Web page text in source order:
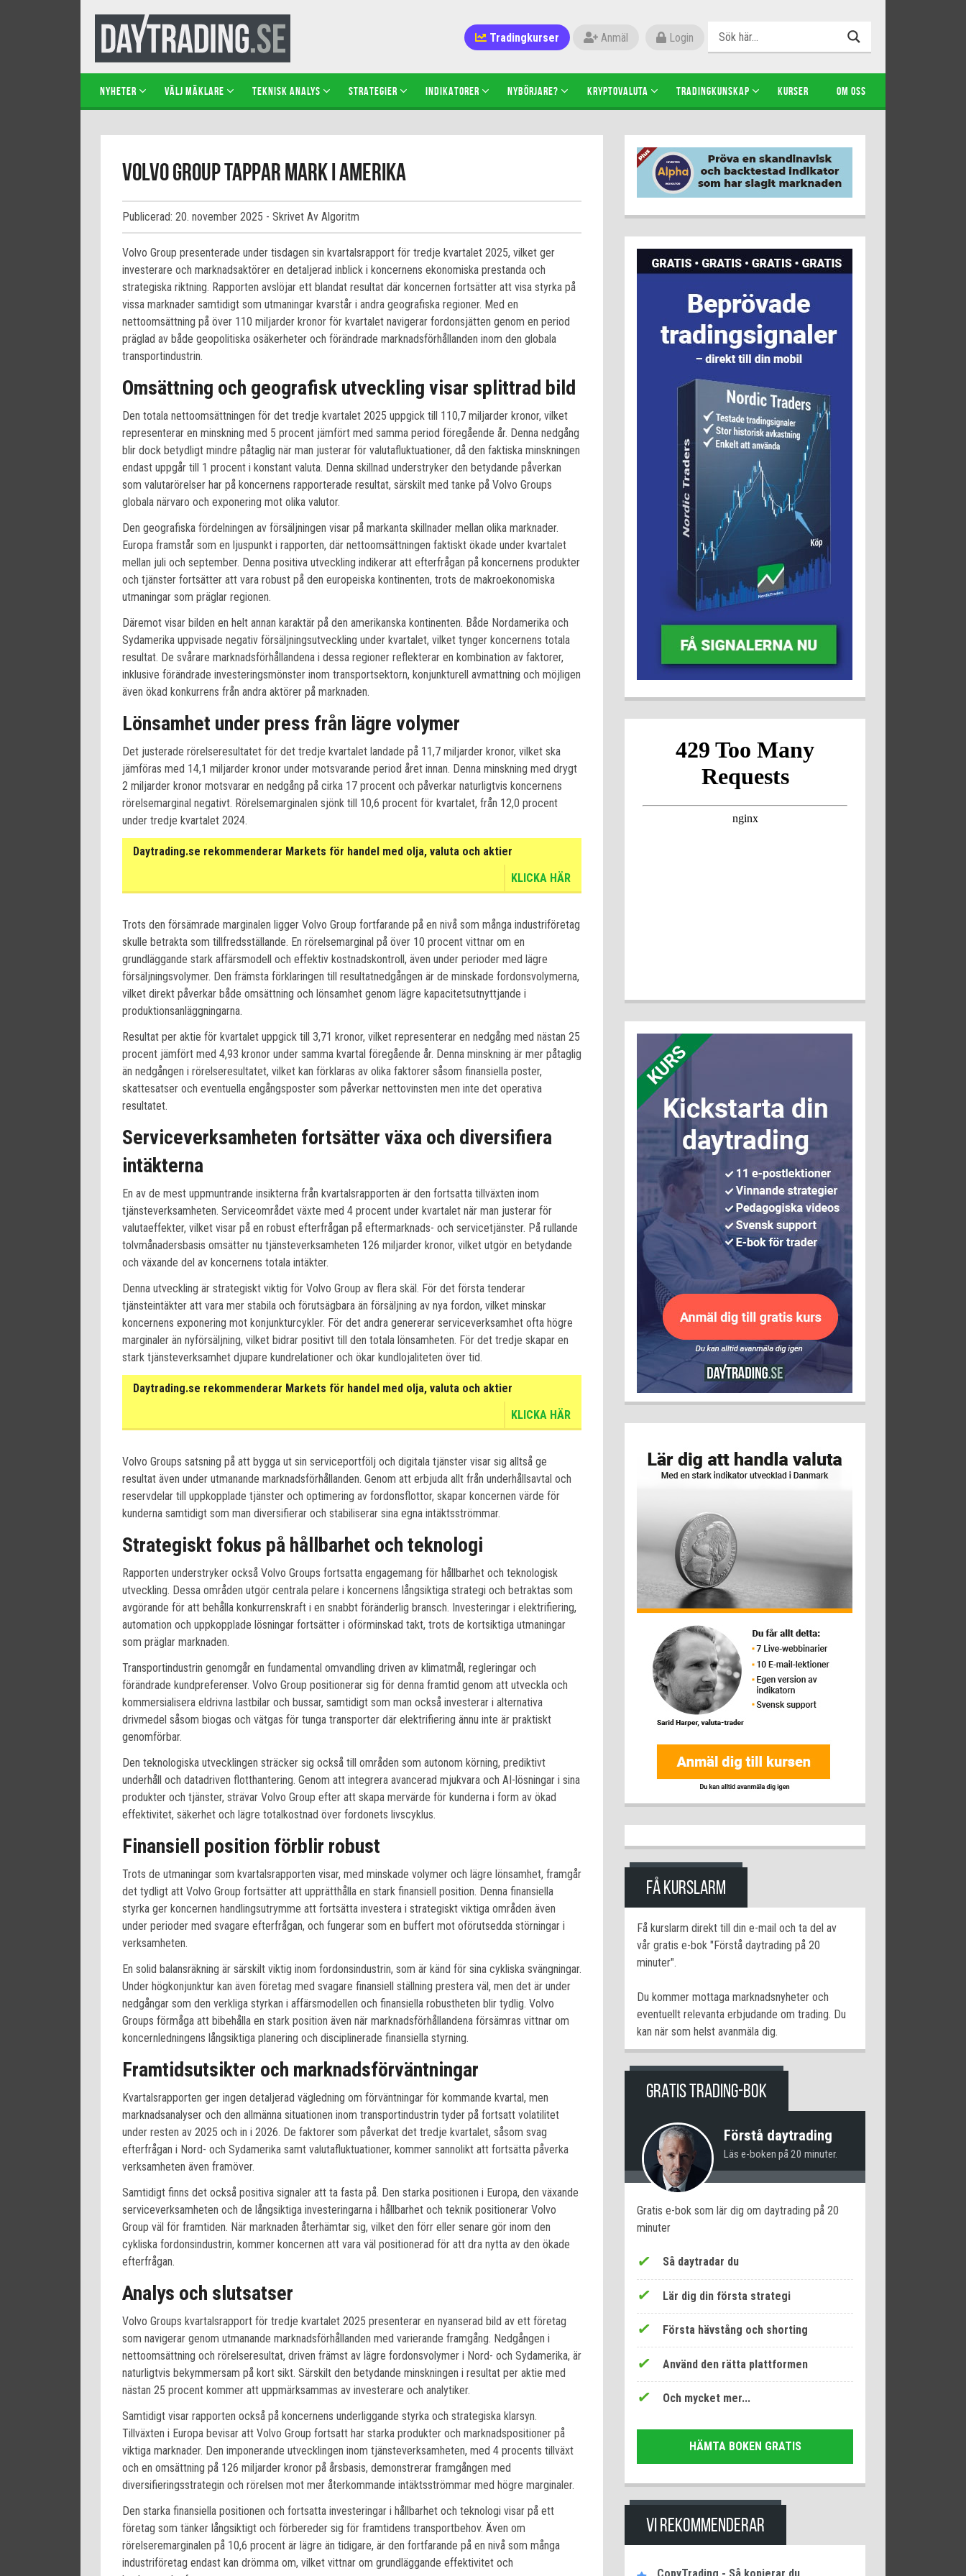
Tradingkurser Anmäl Login
NYHETER VÄLJ MÄKLARE TEKNISK ANALYS STRATEGIER INDIKATORER NYBÖRJARE? KRYPTOVALUTA TRADINGKUNSKAP KURSER OM OSS
Volvo Group tappar mark i Amerika
Publicerad: 20. november 2025 - Skrivet Av Algoritm
Volvo Group presenterade under tisdagen sin kvartalsrapport för tredje kvartalet 2025, vilket ger
investerare och marknadsaktörer en detaljerad inblick i koncernens ekonomiska prestanda och
strategiska riktning. Rapporten avslöjar ett blandat resultat där koncernen fortsätter att visa styrka på
vissa marknader samtidigt som utmaningar kvarstår i andra geografiska regioner. Med en
nettoomsättning på över 110 miljarder kronor för kvartalet navigerar fordonsjätten genom en period
präglad av både geopolitiska osäkerheter och förändrade marknadsförhållanden inom den globala
transportindustrin.
Omsättning och geografisk utveckling visar splittrad bild
Den totala nettoomsättningen för det tredje kvartalet 2025 uppgick till 110,7 miljarder kronor, vilket
representerar en minskning med 5 procent jämfört med samma period föregående år. Denna nedgång
blir dock betydligt mindre påtaglig när man justerar för valutafluktuationer, då den faktiska minskningen
endast uppgår till 1 procent i konstant valuta. Denna skillnad understryker den betydande påverkan
som valutarörelser har på koncernens rapporterade resultat, särskilt med tanke på Volvo Groups
globala närvaro och exponering mot olika valutor.
Den geografiska fördelningen av försäljningen visar på markanta skillnader mellan olika marknader.
Europa framstår som en ljuspunkt i rapporten, där nettoomsättningen faktiskt ökade under kvartalet
mellan juli och september. Denna positiva utveckling indikerar att efterfrågan på koncernens produkter
och tjänster fortsätter att vara robust på den europeiska kontinenten, trots de makroekonomiska
utmaningar som präglar regionen.
Däremot visar bilden en helt annan karaktär på den amerikanska kontinenten. Både Nordamerika och
Sydamerika uppvisade negativ försäljningsutveckling under kvartalet, vilket tynger koncernens totala
resultat. De svårare marknadsförhållandena i dessa regioner reflekterar en kombination av faktorer,
inklusive förändrade investeringsmönster inom transportsektorn, konjunkturell avmattning och möjligen
även ökad konkurrens från andra aktörer på marknaden.
Lönsamhet under press från lägre volymer
Det justerade rörelseresultatet för det tredje kvartalet landade på 11,7 miljarder kronor, vilket ska
jämföras med 14,1 miljarder kronor under motsvarande period året innan. Denna minskning med drygt
2 miljarder kronor motsvarar en nedgång på cirka 17 procent och påverkar naturligtvis koncernens
rörelsemarginal negativt. Rörelsemarginalen sjönk till 10,6 procent för kvartalet, från 12,0 procent
under tredje kvartalet 2024.
Daytrading.se rekommenderar Markets för handel med olja, valuta och aktier
KLICKA HÄR
Trots den försämrade marginalen ligger Volvo Group fortfarande på en nivå som många industriföretag
skulle betrakta som tillfredsställande. En rörelsemarginal på över 10 procent vittnar om en
grundläggande stark affärsmodell och effektiv kostnadskontroll, även under perioder med lägre
försäljningsvolymer. Den främsta förklaringen till resultatnedgången är de minskade fordonsvolymerna,
vilket direkt påverkar både omsättning och lönsamhet genom lägre kapacitetsutnyttjande i
produktionsanläggningarna.
Resultat per aktie för kvartalet uppgick till 3,71 kronor, vilket representerar en nedgång med nästan 25
procent jämfört med 4,93 kronor under samma kvartal föregående år. Denna minskning är mer påtaglig
än nedgången i rörelseresultatet, vilket kan förklaras av olika faktorer såsom finansiella poster,
skattesatser och eventuella engångsposter som påverkar nettovinsten men inte det operativa
resultatet.
Serviceverksamheten fortsätter växa och diversifiera
intäkterna
En av de mest uppmuntrande insikterna från kvartalsrapporten är den fortsatta tillväxten inom
tjänsteverksamheten. Serviceområdet växte med 4 procent under kvartalet när man justerar för
valutaeffekter, vilket visar på en robust efterfrågan på eftermarknads- och servicetjänster. På rullande
tolvmånadersbasis omsätter nu tjänsteverksamheten 126 miljarder kronor, vilket utgör en betydande
och växande del av koncernens totala intäkter.
Denna utveckling är strategiskt viktig för Volvo Group av flera skäl. För det första tenderar
tjänsteintäkter att vara mer stabila och förutsägbara än försäljning av nya fordon, vilket minskar
koncernens exponering mot konjunkturcykler. För det andra genererar serviceverksamhet ofta högre
marginaler än nyförsäljning, vilket bidrar positivt till den totala lönsamheten. För det tredje skapar en
stark tjänsteverksamhet djupare kundrelationer och ökar kundlojaliteten över tid.
Daytrading.se rekommenderar Markets för handel med olja, valuta och aktier
KLICKA HÄR
Volvo Groups satsning på att bygga ut sin serviceportfölj och digitala tjänster visar sig alltså ge
resultat även under utmanande marknadsförhållanden. Genom att erbjuda allt från underhållsavtal och
reservdelar till uppkopplade tjänster och optimering av fordonsflottor, skapar koncernen värde för
kunderna samtidigt som man diversifierar och stabiliserar sina egna intäktsströmmar.
Strategiskt fokus på hållbarhet och teknologi
Rapporten understryker också Volvo Groups fortsatta engagemang för hållbarhet och teknologisk
utveckling. Dessa områden utgör centrala pelare i koncernens långsiktiga strategi och betraktas som
avgörande för att behålla konkurrenskraft i en snabbt föränderlig bransch. Investeringar i elektrifiering,
automation och uppkopplade lösningar fortsätter i oförminskad takt, trots de kortsiktiga utmaningar
som präglar marknaden.
Transportindustrin genomgår en fundamental omvandling driven av klimatmål, regleringar och
förändrade kundpreferenser. Volvo Group positionerar sig för denna framtid genom att utveckla och
kommersialisera eldrivna lastbilar och bussar, samtidigt som man också investerar i alternativa
drivmedel såsom biogas och vätgas för tunga transporter där elektrifiering ännu inte är praktiskt
genomförbar.
Den teknologiska utvecklingen sträcker sig också till områden som autonom körning, prediktivt
underhåll och datadriven flotthantering. Genom att integrera avancerad mjukvara och AI-lösningar i sina
produkter och tjänster, strävar Volvo Group efter att skapa mervärde för kunderna i form av ökad
effektivitet, säkerhet och lägre totalkostnad över fordonets livscyklus.
Finansiell position förblir robust
Trots de utmaningar som kvartalsrapporten visar, med minskade volymer och lägre lönsamhet, framgår
det tydligt att Volvo Group fortsätter att upprätthålla en stark finansiell position. Denna finansiella
styrka ger koncernen handlingsutrymme att fortsätta investera i strategiskt viktiga områden även
under perioder med svagare efterfrågan, och fungerar som en buffert mot oförutsedda störningar i
verksamheten.
En solid balansräkning är särskilt viktig inom fordonsindustrin, som är känd för sina cykliska svängningar.
Under högkonjunktur kan även företag med svagare finansiell ställning prestera väl, men det är under
nedgångar som den verkliga styrkan i affärsmodellen och finansiella robustheten blir tydlig. Volvo
Groups förmåga att bibehålla en stark position även när marknadsförhållandena försämras vittnar om
koncernledningens långsiktiga planering och disciplinerade finansiella styrning.
Framtidsutsikter och marknadsförväntningar
Kvartalsrapporten ger ingen detaljerad vägledning om förväntningar för kommande kvartal, men
marknadsanalyser och den allmänna situationen inom transportindustrin tyder på fortsatt volatilitet
under resten av 2025 och in i 2026. De faktorer som påverkat det tredje kvartalet, såsom svag
efterfrågan i Nord- och Sydamerika samt valutafluktuationer, kommer sannolikt att fortsätta påverka
verksamheten även framöver.
Samtidigt finns det också positiva signaler att ta fasta på. Den starka positionen i Europa, den växande
serviceverksamheten och de långsiktiga investeringarna i hållbarhet och teknik positionerar Volvo
Group väl för framtiden. När marknaden återhämtar sig, vilket den förr eller senare gör inom den
cykliska fordonsindustrin, kommer koncernen att vara väl positionerad för att dra nytta av den ökade
efterfrågan.
Analys och slutsatser
Volvo Groups kvartalsrapport för tredje kvartalet 2025 presenterar en nyanserad bild av ett företag
som navigerar genom utmanande marknadsförhållanden med varierande framgång. Nedgången i
nettoomsättning och rörelseresultat, driven främst av lägre fordonsvolymer i Nord- och Sydamerika, är
naturligtvis bekymmersam på kort sikt. Särskilt den betydande minskningen i resultat per aktie med
nästan 25 procent kommer att uppmärksammas av investerare och analytiker.
Samtidigt visar rapporten också på koncernens underliggande styrka och strategiska klarsyn.
Tillväxten i Europa bevisar att Volvo Group fortsatt har starka produkter och marknadspositioner på
viktiga marknader. Den imponerande utvecklingen inom tjänsteverksamheten, med 4 procents tillväxt
och en omsättning på 126 miljarder kronor på årsbasis, demonstrerar framgången med
diversifieringsstrategin och rörelsen mot mer återkommande intäktsströmmar med högre marginaler.
Den starka finansiella positionen och fortsatta investeringar i hållbarhet och teknologi visar på ett
företag som tänker långsiktigt och förbereder sig för framtidens transportbehov. Även om
rörelseremarginalen på 10,6 procent är lägre än tidigare, är den fortfarande på en nivå som många
industriföretag endast kan drömma om, vilket vittnar om grundläggande effektivitet och
FÅ KURSLARM
Få kurslarm direkt till din e-mail och ta del av
vår gratis e-bok "Förstå daytrading på 20
minuter".
Du kommer mottaga marknadsnyheter och
eventuellt relevanta erbjudande om trading. Du
kan när som helst avanmäla dig.
GRATIS TRADING-BOK
Förstå daytrading
Läs e-boken på 20 minuter.
Gratis e-bok som lär dig om daytrading på 20
minuter
Så daytradar du
Lär dig din första strategi
Första hävstång och shorting
Använd den rätta plattformen
Och mycket mer...
HÄMTA BOKEN GRATIS
VI REKOMMENDERAR